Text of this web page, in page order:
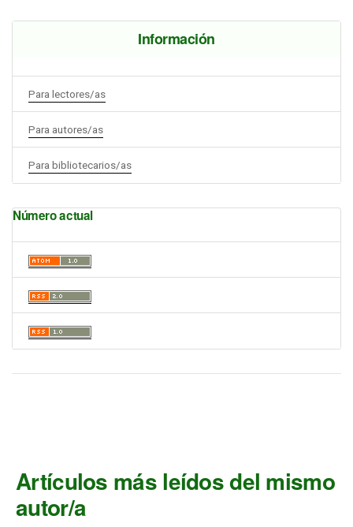
Información
Para lectores/as
Para autores/as
Para bibliotecarios/as
Número actual
Artículos más leídos del mismo
autor/a